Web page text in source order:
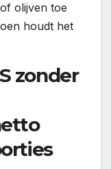
olijven toe
houdt het
zonder